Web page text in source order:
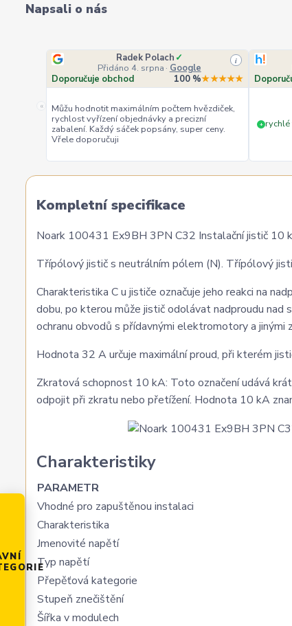
Napsali o nás
«
Radek Polach ✓
Přidáno 4. srpna · Google
i
Doporučuje obchod 100 %★★★★★
Můžu hodnotit maximálním počtem hvězdiček,
rychlost vyřízení objednávky a precizní
zabalení. Každý sáček popsány, super ceny.
Vřele doporučuji
+ rychlé
Kompletní specifikace
Noark 100431 Ex9BH 3PN C32 Instalační jistič 10
Třípólový jistič s neutrálním pólem (N). Třípólový
Charakteristika C u jističe označuje jeho reakci na
dobu, po kterou může jistič odolávat nadproudu nad
ochranu obvodů s přídavnými elektromotory a
Hodnota 32 A určuje maximální proud, při kterém
Zkratová schopnost 10 kA: Toto označení udává
odpojit při zkratu nebo přetížení. Hodnota 10 kA
Charakteristiky
PARAMETR
Vhodné pro zapuštěnou instalaci
Charakteristika
Jmenovité napětí
Typ napětí
Přepěťová kategorie
Stupeň znečištění
Šířka v modulech